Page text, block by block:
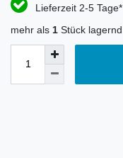
Lieferzeit 2-5 Tage*
mehr als 1 Stück lagernd